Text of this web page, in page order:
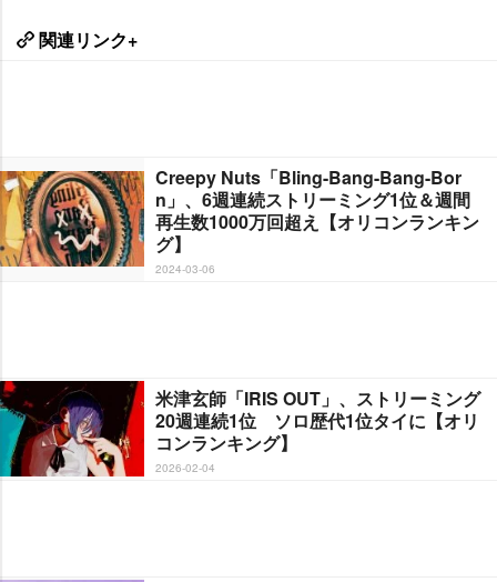
関連リンク+
Creepy Nuts「Bling-Bang-Bang-Bor
n」、6週連続ストリーミング1位＆週間
再生数1000万回超え【オリコンランキン
グ】
2024-03-06
米津玄師「IRIS OUT」、ストリーミング
20週連続1位 ソロ歴代1位タイに【オリ
コンランキング】
2026-02-04